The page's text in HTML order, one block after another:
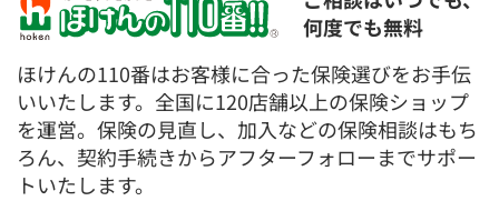
何度でも無料
ほけんの110番はお客様に合った保険選びをお手伝
いいたします。全国に120店舗以上の保険ショップ
を運営。保険の見直し、加入などの保険相談はもち
ろん、契約手続きからアフターフォローまでサポー
トいたします。